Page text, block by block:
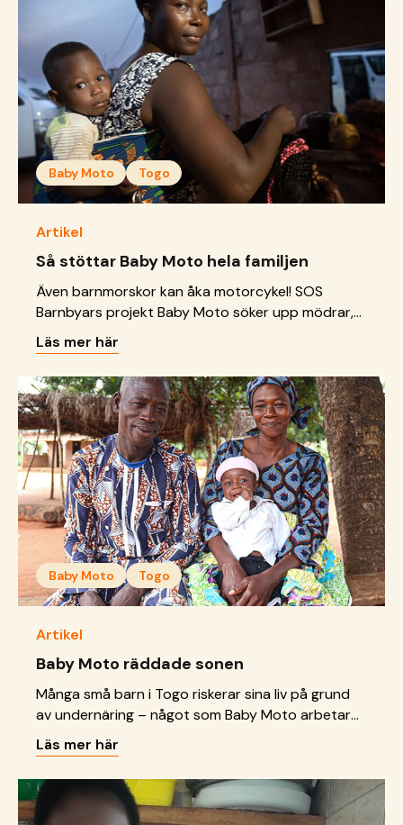
Baby Moto Togo
Artikel
Så stöttar Baby Moto hela familjen
Även barnmorskor kan åka motorcykel! SOS
Barnbyars projekt Baby Moto söker upp mödrar,
gravida och barn som lever i utsatthet på
landsbygden i västafrikanska Togo. Projektet
stärker även familjerna genom utbildning i
inkomstgenererande verksamheter och stöd till
att sätta upp sparlånegrupper.
Läs mer här
Baby Moto Togo
Artikel
Baby Moto räddade sonen
Många små barn i Togo riskerar sina liv på grund
av undernäring – något som Baby Moto arbetar
för att bekämpa. När Ahoefas son bara var tre
månader höll han på att dö av just det.
Räddningen blev barnmorskorna på motorcykel.
Läs mer här